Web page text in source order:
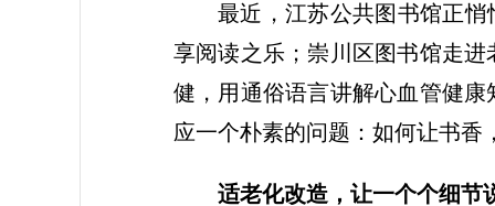
最近，江苏公共图书馆正
享阅读之乐；崇川区图书馆走
健，用通俗语言讲解心血管健
应一个朴素的问题：如何让书香
适老化改造，让一个个细节